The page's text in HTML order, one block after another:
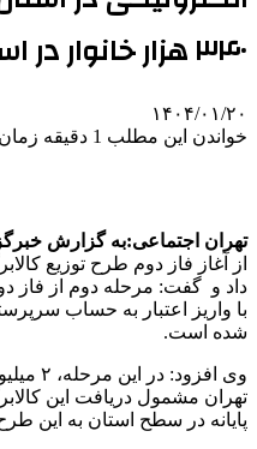
۳۴۰ هزار خانوار در استان مشمولند
۱۴۰۴/۰۱/۲۰
خواندن این مطلب 1 دقیقه زمان میبرد
تهران اجتماعی:به گزارش
از آغاز فاز دوم طرح توزیع
داد و گفت: مرحله دوم از فاز
با واریز اعتبار به حساب
شده است.
پایانه در سطح استان به این